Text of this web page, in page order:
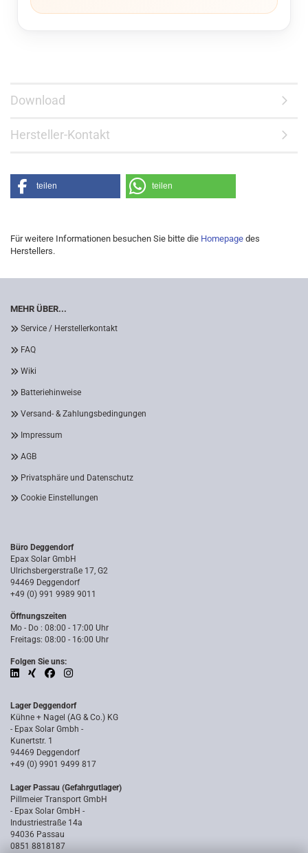
Download
Hersteller-Kontakt
teilen teilen
Für weitere Informationen besuchen Sie bitte die Homepage des
Herstellers.
MEHR ÜBER...
Service / Herstellerkontakt
FAQ
Wiki
Batteriehinweise
Versand- & Zahlungsbedingungen
Impressum
AGB
Privatsphäre und Datenschutz
Cookie Einstellungen
Büro Deggendorf
Epax Solar GmbH
Ulrichsbergerstraße 17, G2
94469 Deggendorf
+49 (0) 991 9989 9011
Öffnungszeiten
Mo - Do : 08:00 - 17:00 Uhr
Freitags: 08:00 - 16:00 Uhr
Folgen Sie uns:
Lager Deggendorf
Kühne + Nagel (AG & Co.) KG
- Epax Solar Gmbh -
Kunertstr. 1
94469 Deggendorf
+49 (0) 9901 9499 817
Lager Passau (Gefahrgutlager)
Pillmeier Transport GmbH
- Epax Solar GmbH -
Industriestraße 14a
94036 Passau
0851 8818187